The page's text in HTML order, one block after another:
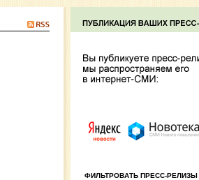
ФИЛЬТРОВАТЬ ПРЕСС-РЕЛИЗЫ